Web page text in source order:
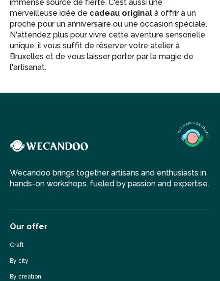
immense source de fierté. C'est aussi une
merveilleuse idée de cadeau original à offrir à un
proche pour un anniversaire ou une occasion spéciale.
N'attendez plus pour vivre cette aventure sensorielle
unique, il vous suffit de réserver votre atelier à
Bruxelles et de vous laisser porter par la magie de
l'artisanat.
Wecandoo brings together artisans and enthusiasts in
hands-on workshops, fueled by passion and expertise.
Our offer
Craft
By city
By creation